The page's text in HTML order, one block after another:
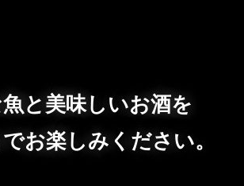
と美味しいお酒を
お楽しみください。